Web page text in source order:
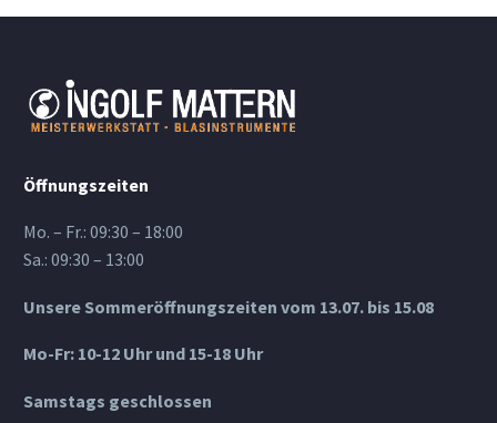
Öffnungszeiten
Mo. – Fr.: 09:30 – 18:00
Sa.: 09:30 – 13:00
Unsere Sommeröffnungszeiten vom 13.07. bis 15.08
Mo-Fr: 10-12 Uhr und 15-18 Uhr
Samstags geschlossen